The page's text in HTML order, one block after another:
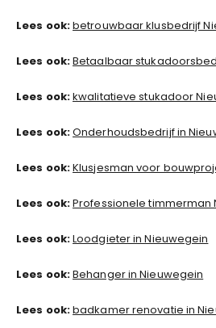
Lees ook:betrouwbaar klusbedrijf
Lees ook:Betaalbaar
Lees ook:kwalitatieve stukadoor
Lees ook:Onderhoudsbedrijf in
Lees ook:Klusjesman voor
Lees ook:Professionele timmerman
Lees ook:Loodgieter in Nieuwegein
Lees ook:Behanger in Nieuwegein
Lees ook:badkamer renovatie in